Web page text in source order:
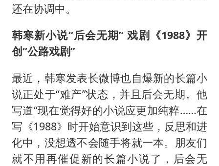
还在协调中。
韩寒新小说“后会无期” 戏剧《1988》开
创“公路戏剧”
最近，韩寒发表长微博也自爆新的长篇小
说正处于“难产”状态，并且后会无期。他
写道“现在觉得好的小说应更加纯粹……在
写《1988》时开始意识到这些，反思和进
化中，没想透不会随手将就一本。朋友们
就不用再催促新的长篇小说了，后会无